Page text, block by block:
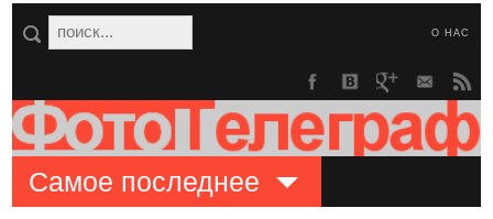
О НАС
Самое последнее